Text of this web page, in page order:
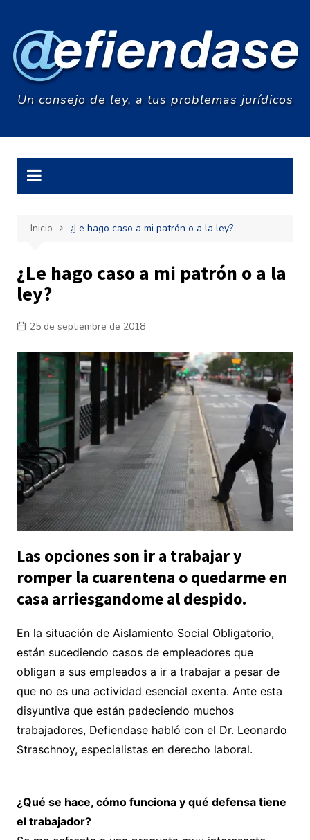
contenido
Un consejo de ley, a tus problemas jurídicos
Inicio ¿Le hago caso a mi patrón o a la ley?
¿Le hago caso a mi patrón o a la
ley?
25 de septiembre de 2018
Las opciones son ir a trabajar y
romper la cuarentena o quedarme en
casa arriesgandome al despido.
En la situación de Aislamiento Social Obligatorio,
están sucediendo casos de empleadores que
obligan a sus empleados a ir a trabajar a pesar de
que no es una actividad esencial exenta. Ante esta
disyuntiva que están padeciendo muchos
trabajadores, Defiendase habló con el Dr. Leonardo
Straschnoy, especialistas en derecho laboral.
¿Qué se hace, cómo funciona y qué defensa tiene
el trabajador?